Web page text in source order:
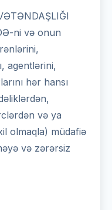
ni və onun
agentlərini,
hər hansı
və ya
olmaqla) müdafiə
və zərərsiz